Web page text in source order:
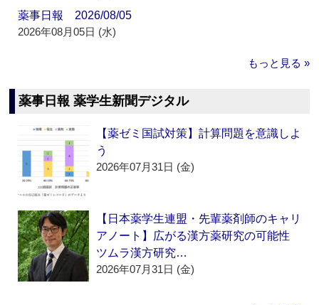
薬事日報 2026/08/05
2026年08月05日 (水)
もっと見る »
薬事日報 薬学生新聞デジタル
【薬ゼミ国試対策】計算問題を意識しよ
う
2026年07月31日 (金)
【日本薬学生連盟・先輩薬剤師のキャリ
アノート】広がる漢方薬研究の可能性
ツムラ漢方研究…
2026年07月31日 (金)